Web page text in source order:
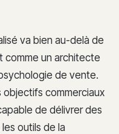
va bien au-delà de
comme un architecte
de vente.
objectifs commerciaux
de délivrer des
outils de la